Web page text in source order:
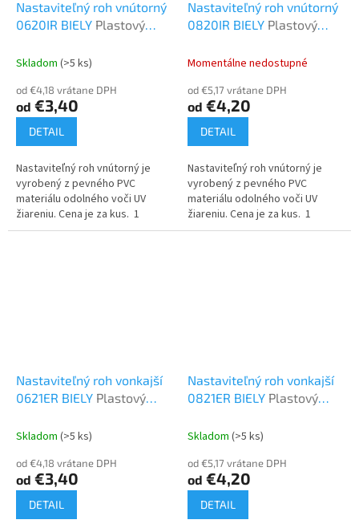
Nastaviteľný roh vnútorný
0620IR BIELY Plastový
Skladom (>5 ks)
od €4,18 vrátane DPH
od €3,40
DETAIL
Nastaviteľný roh vnútorný je
vyrobený z pevného PVC
materiálu odolného voči UV
žiareniu. Cena je za kus. 1
balenie = 6 ks
Nastaviteľný roh vnútorný
0820IR BIELY Plastový
Momentálne nedostupné
od €5,17 vrátane DPH
od €4,20
DETAIL
Nastaviteľný roh vnútorný je
vyrobený z pevného PVC
materiálu odolného voči UV
žiareniu. Cena je za kus. 1
balenie = 4 ks
Nastaviteľný roh vonkajší
0621ER BIELY Plastový
Skladom (>5 ks)
od €4,18 vrátane DPH
od €3,40
DETAIL
Nastaviteľný roh vonkajší
0821ER BIELY Plastový
Skladom (>5 ks)
od €5,17 vrátane DPH
od €4,20
DETAIL